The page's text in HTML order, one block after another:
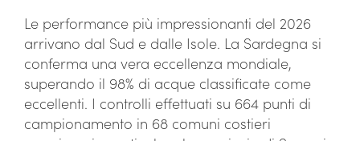
Le performance più impressionanti del 2026
arrivano dal Sud e dalle Isole. La Sardegna si
conferma una vera eccellenza mondiale,
superando il 98% di acque classificate come
eccellenti. I controlli effettuati su 664 punti di
campionamento in 68 comuni costieri